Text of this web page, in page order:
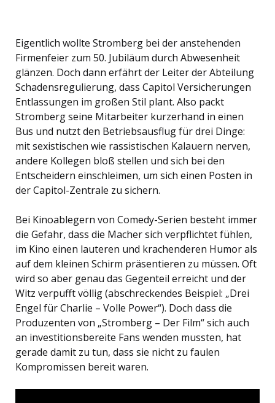
Eigentlich wollte Stromberg bei der anstehenden
Firmenfeier zum 50. Jubiläum durch Abwesenheit
glänzen. Doch dann erfährt der Leiter der Abteilung
Schadensregulierung, dass Capitol Versicherungen
Entlassungen im großen Stil plant. Also packt
Stromberg seine Mitarbeiter kurzerhand in einen
Bus und nutzt den Betriebsausflug für drei Dinge:
mit sexistischen wie rassistischen Kalauern nerven,
andere Kollegen bloß stellen und sich bei den
Entscheidern einschleimen, um sich einen Posten in
der Capitol-Zentrale zu sichern.
Bei Kinoablegern von Comedy-Serien besteht immer
die Gefahr, dass die Macher sich verpflichtet fühlen,
im Kino einen lauteren und krachenderen Humor als
auf dem kleinen Schirm präsentieren zu müssen. Oft
wird so aber genau das Gegenteil erreicht und der
Witz verpufft völlig (abschreckendes Beispiel: „Drei
Engel für Charlie – Volle Power“). Doch dass die
Produzenten von „Stromberg – Der Film“ sich auch
an investitionsbereite Fans wenden mussten, hat
gerade damit zu tun, dass sie nicht zu faulen
Kompromissen bereit waren.